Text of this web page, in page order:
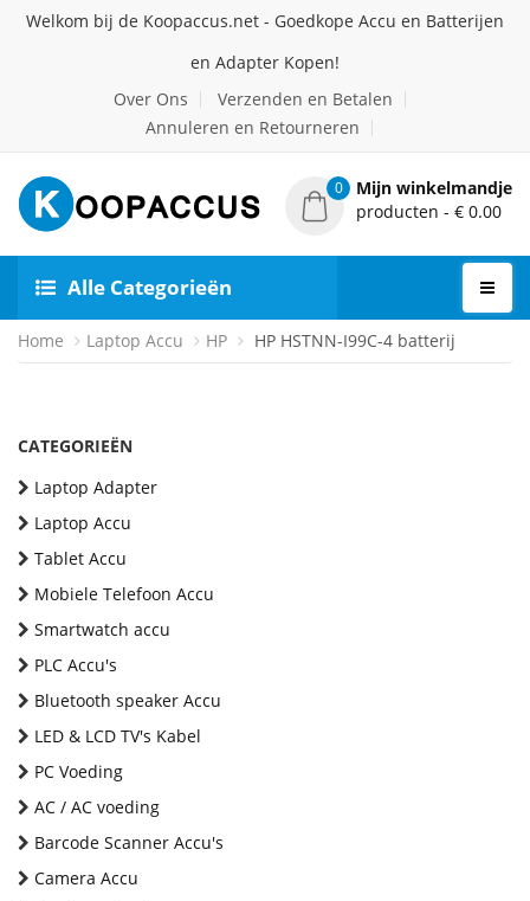
Welkom bij de Koopaccus.net - Goedkope Accu en Batterijen
en Adapter Kopen!
Over Ons
Verzenden en Betalen
Annuleren en Retourneren
0
Mijn winkelmandje
producten - € 0.00
Alle Categorieën
Home Laptop Accu HP HP HSTNN-I99C-4 batterij
CATEGORIEËN
Laptop Adapter
Laptop Accu
Tablet Accu
Mobiele Telefoon Accu
Smartwatch accu
PLC Accu's
Bluetooth speaker Accu
LED & LCD TV's Kabel
PC Voeding
AC / AC voeding
Barcode Scanner Accu's
Camera Accu